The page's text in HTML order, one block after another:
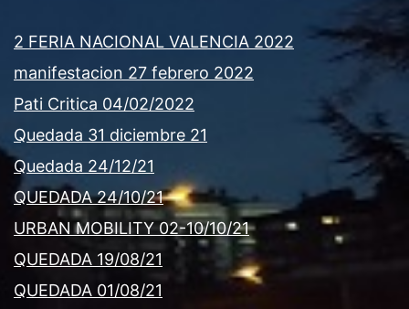
2 FERIA NACIONAL VALENCIA 2022
manifestacion 27 febrero 2022
Pati Critica 04/02/2022
Quedada 31 diciembre 21
Quedada 24/12/21
QUEDADA 24/10/21
URBAN MOBILITY 02-10/10/21
QUEDADA 19/08/21
QUEDADA 01/08/21